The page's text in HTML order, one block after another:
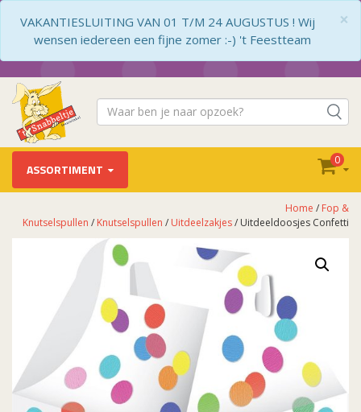
×
VAKANTIESLUITING VAN 01 T/M 24 AUGUSTUS ! Wij
wensen iedereen een fijne zomer :-) 't Feestteam
ASSORTIMENT
0
Home / Fop &
Knutselspullen / Knutselspullen / Uitdeelzakjes/ Uitdeeldoosjes Confetti